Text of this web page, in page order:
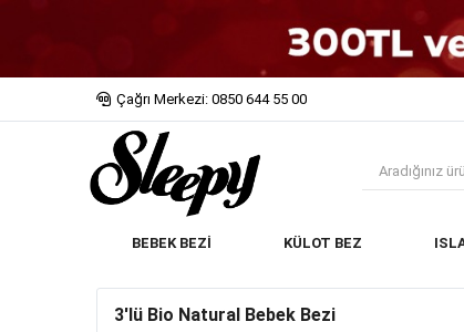
Çağrı Merkezi: 0850 644 55 00
BEBEK BEZİ KÜLOT BEZ
3'lü Bio Natural Bebek Bezi